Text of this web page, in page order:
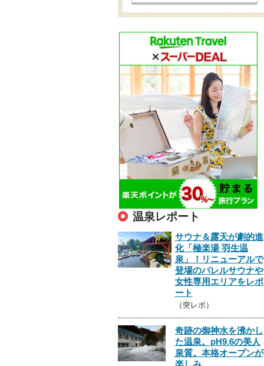
温泉レポート
サウナ＆露天が劇的進
化「極楽湯 羽生温
泉」！リニューアルで
登場のバレルサウナや
女性専用エリアをレポ
ート
（突レポ）
奇跡の御神水を沸かし
た温泉。pH9.6の美人
泉質。本格オープンが